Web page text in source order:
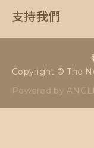
支持我們
Copyright © The
Powered by